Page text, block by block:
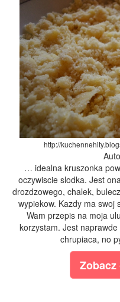
http://
… idealna kruszonka
oczywiscie slodka. Jest
drozdzowego, chalek,
wypiekow. Kazdy ma swoj
Wam przepis na moja
korzystam. Jest
chrupiaca, no
Zobacz